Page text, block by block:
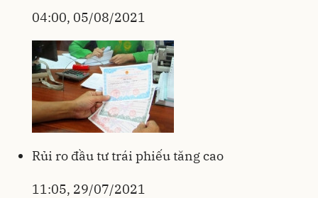
04:00, 05/08/2021
Rủi ro đầu tư trái phiếu tăng cao
11:05, 29/07/2021